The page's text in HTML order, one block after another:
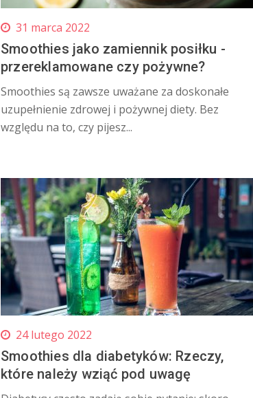
31 marca 2022
Smoothies jako zamiennik posiłku -
przereklamowane czy pożywne?
Smoothies są zawsze uważane za doskonałe
uzupełnienie zdrowej i pożywnej diety. Bez
względu na to, czy pijesz...
24 lutego 2022
Smoothies dla diabetyków: Rzeczy,
które należy wziąć pod uwagę